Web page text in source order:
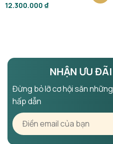
12.300.000 ₫
NHẬN ƯU
Đừng bỏ lỡ cơ hội săn
hấp dẫn